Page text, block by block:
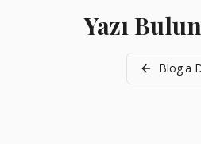
Yazı
Blog'a